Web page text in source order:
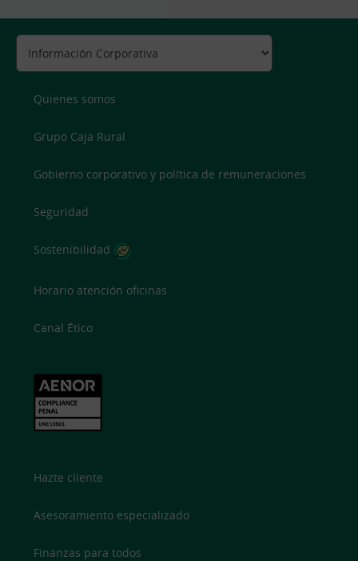
Quienes somos
Grupo Caja Rural
Gobierno corporativo y política de remuneraciones
Seguridad
Sostenibilidad
Horario atención oficinas
Canal Ético
Hazte cliente
Asesoramiento especializado
Finanzas para todos